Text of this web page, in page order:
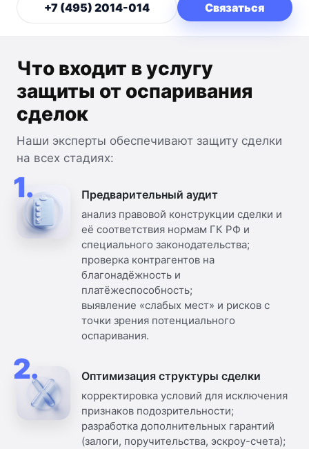
+7 (495) 2014-014 Связаться
Что входит в услугу
защиты от оспаривания
сделок
Наши эксперты обеспечивают защиту сделки
на всех стадиях:
1. Предварительный аудит
анализ правовой конструкции сделки и
её соответствия нормам ГК РФ и
специального законодательства;
проверка контрагентов на
благонадёжность и
платёжеспособность;
выявление «слабых мест» и рисков с
точки зрения потенциального
оспаривания.
2. Оптимизация структуры сделки
корректировка условий для исключения
признаков подозрительности;
разработка дополнительных гарантий
(залоги, поручительства, эскроу-счета);